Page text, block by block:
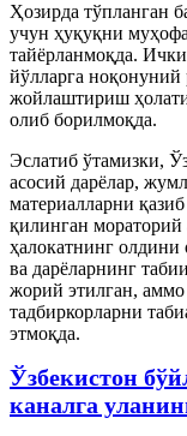
Ҳозирда тўпланган
учун ҳуқуқни
тайёрланмоқда.
йўлларга
жойлаштириш
олиб борилмоқда.
Эслатиб ўтамизки,
асосий дарёлар,
материалларни
қилинган
ҳалокатнинг
ва дарёларнинг
жорий этилган,
тадбиркорларни
этмоқда.
Ўзбекистон
каналга